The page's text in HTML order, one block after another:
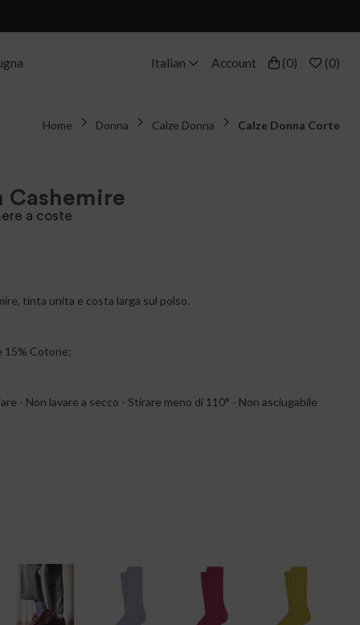
Italian Account (0) (0)
Home Donna Calze Donna Calze Donna Corte
Cashemire
a coste
tinta unita e costa larga sul polso.
15% Cotone;
- Non lavare a secco - Stirare meno di 110° - Non asciugabile